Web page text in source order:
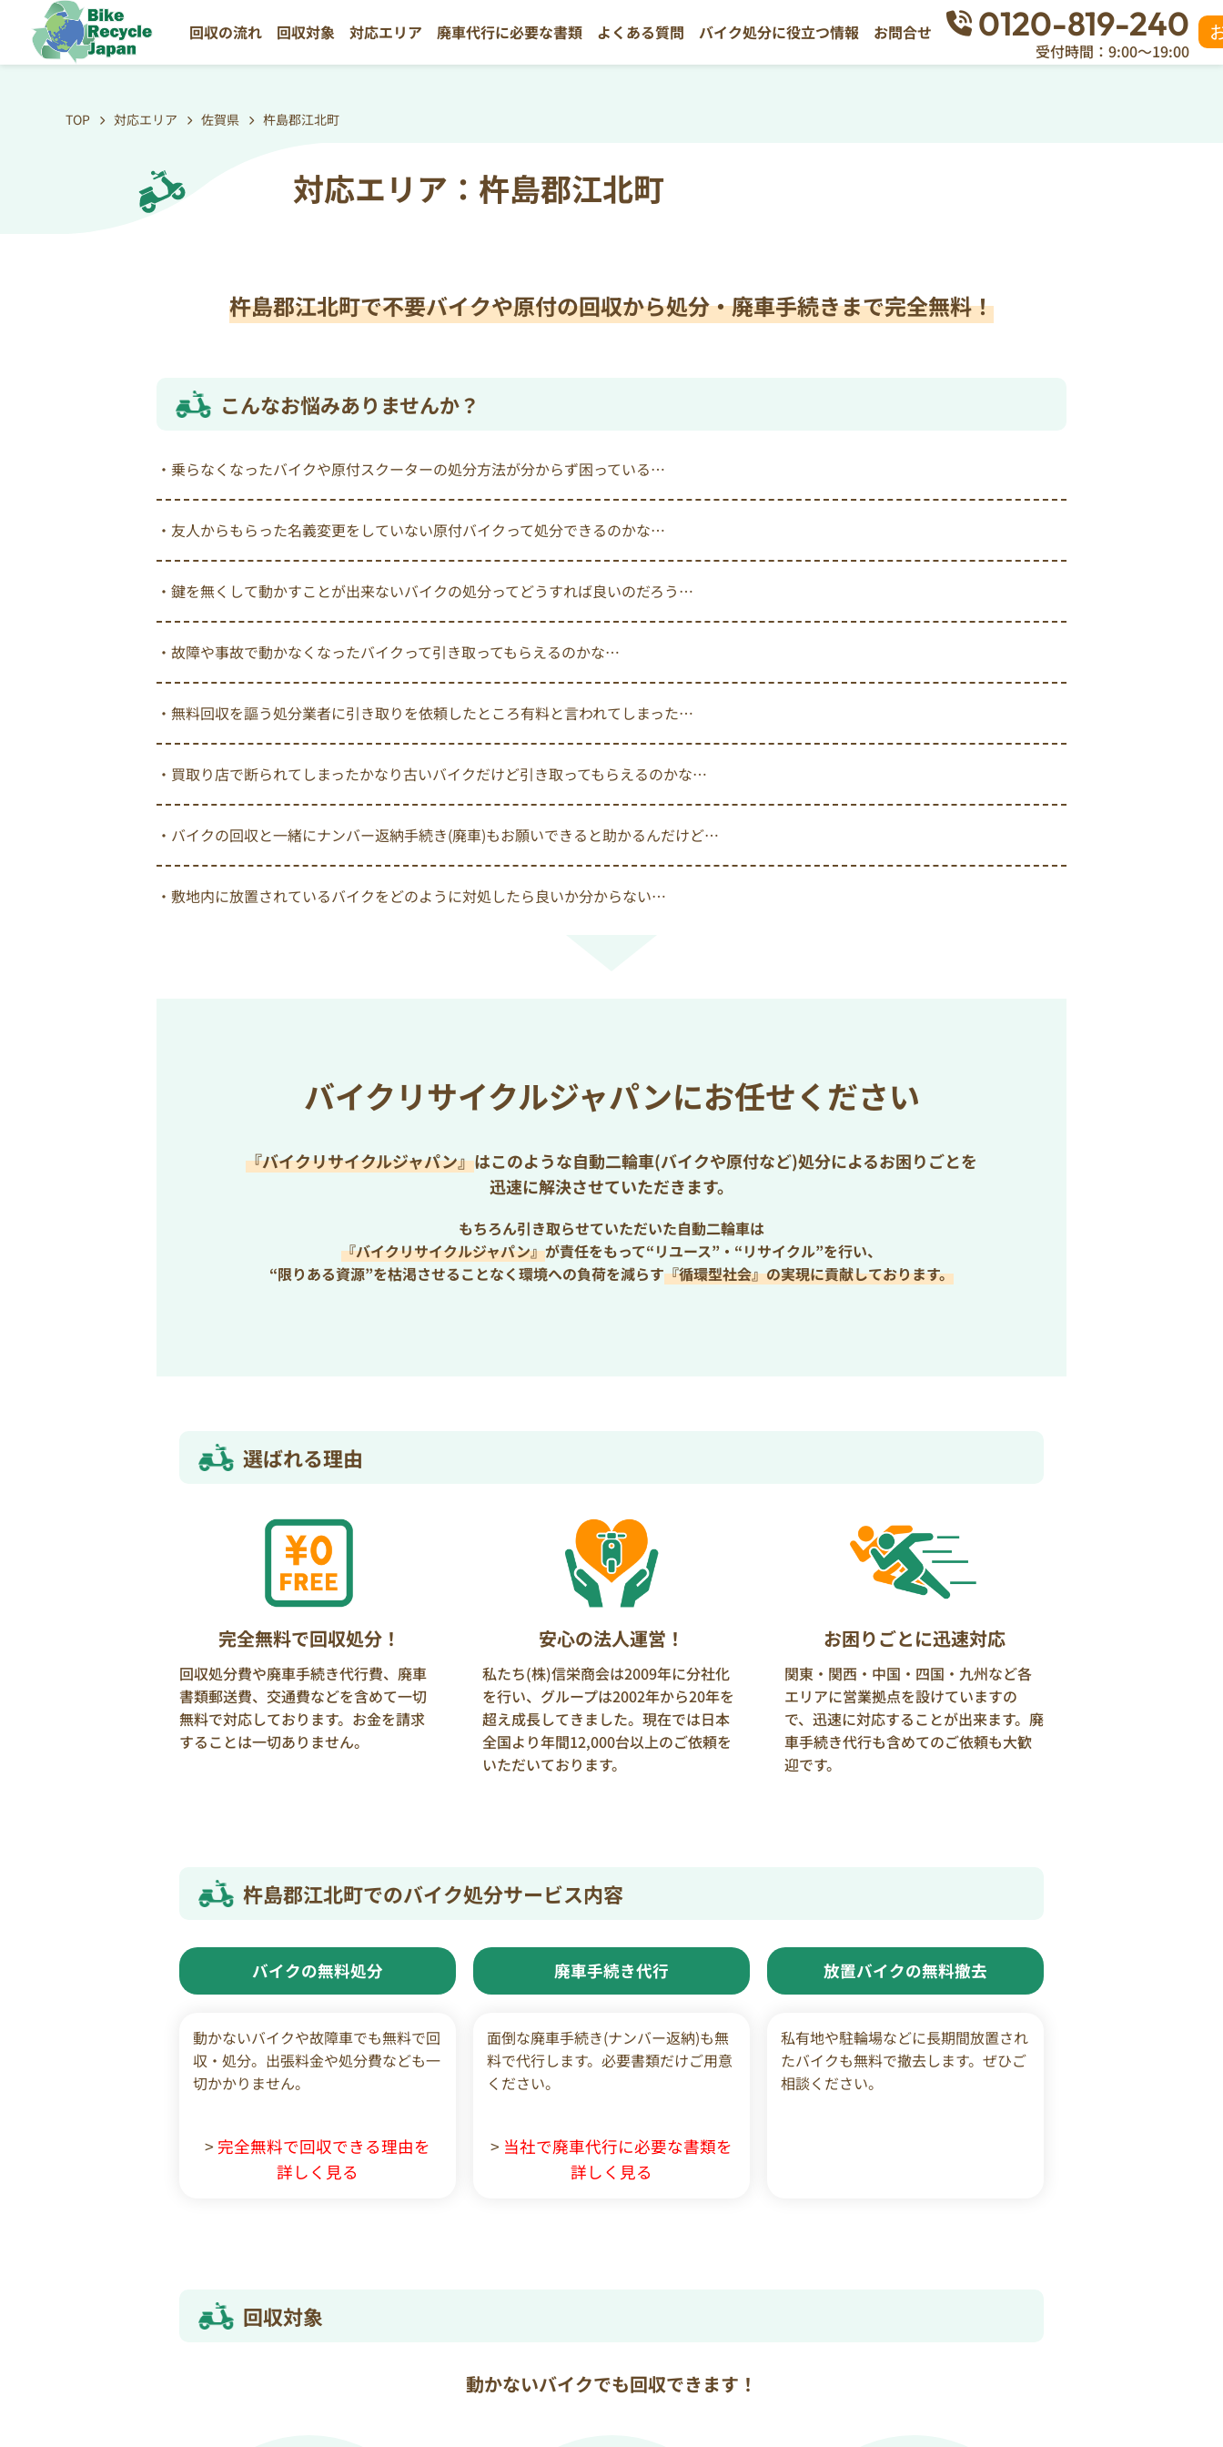
回収の流れ 回収対象 対応エリア 廃車代行に必要な書類 よくある質問 バイク処分に役立つ情報 お問合せ 0120-819-240
受付時間：9:00～19:00
TOP 対応エリア 佐賀県 杵島郡江北町
対応エリア：杵島郡江北町
杵島郡江北町で不要バイクや原付の回収から処分・廃車手続きまで完全無料！
こんなお悩みありませんか？
・乗らなくなったバイクや原付スクーターの処分方法が分からず困っている…
・友人からもらった名義変更をしていない原付バイクって処分できるのかな…
・鍵を無くして動かすことが出来ないバイクの処分ってどうすれば良いのだろう…
・故障や事故で動かなくなったバイクって引き取ってもらえるのかな…
・無料回収を謳う処分業者に引き取りを依頼したところ有料と言われてしまった…
・買取り店で断られてしまったかなり古いバイクだけど引き取ってもらえるのかな…
・バイクの回収と一緒にナンバー返納手続き(廃車)もお願いできると助かるんだけど…
・敷地内に放置されているバイクをどのように対処したら良いか分からない…
バイクリサイクルジャパンにお任せください
『バイクリサイクルジャパン』はこのような自動二輪車(バイクや原付など)処分によるお困りごとを
迅速に解決させていただきます。
もちろん引き取らせていただいた自動二輪車は
『バイクリサイクルジャパン』が責任をもって“リユース”・“リサイクル”を行い、
“限りある資源”を枯渇させることなく環境への負荷を減らす『循環型社会』の実現に貢献しております。
選ばれる理由
完全無料で回収処分！
回収処分費や廃車手続き代行費、廃車
書類郵送費、交通費などを含めて一切
無料で対応しております。お金を請求
することは一切ありません。
安心の法人運営！
私たち(株)信栄商会は2009年に分社化
を行い、グループは2002年から20年を
超え成長してきました。現在では日本
全国より年間12,000台以上のご依頼を
いただいております。
お困りごとに迅速対応
関東・関西・中国・四国・九州など各
エリアに営業拠点を設けていますの
で、迅速に対応することが出来ます。廃
車手続き代行も含めてのご依頼も大歓
迎です。
杵島郡江北町でのバイク処分サービス内容
バイクの無料処分
動かないバイクや故障車でも無料で回
収・処分。出張料金や処分費なども一
切かかりません。
> 完全無料で回収できる理由を
詳しく見る
廃車手続き代行
面倒な廃車手続き(ナンバー返納)も無
料で代行します。必要書類だけご用意
ください。
> 当社で廃車代行に必要な書類を
詳しく見る
放置バイクの無料撤去
私有地や駐輪場などに長期間放置され
たバイクも無料で撤去します。ぜひご
相談ください。
回収対象
動かないバイクでも回収できます！